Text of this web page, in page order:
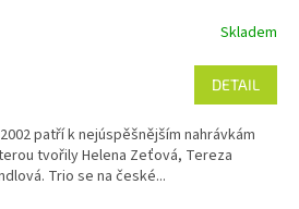
Skladem
DETAIL
patří k nejúspěšnějším nahrávkám
tvořily Helena Zeťová, Tereza
Trio se na české...